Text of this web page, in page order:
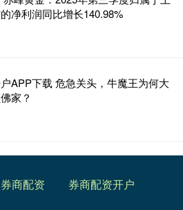
净利润同比增长140.98%
APP下载 危急关头，牛魔王为何大
家？
券商配资 券商配资开户